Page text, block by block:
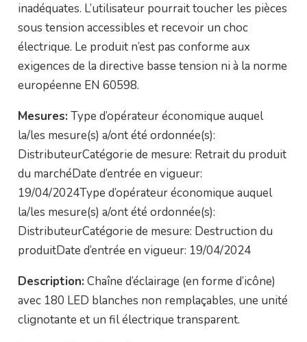
inadéquates. L’utilisateur pourrait toucher les pièces
sous tension accessibles et recevoir un choc
électrique. Le produit n’est pas conforme aux
exigences de la directive basse tension ni à la norme
européenne EN 60598.
Mesures: Type d’opérateur économique auquel
la/les mesure(s) a/ont été ordonnée(s):
DistributeurCatégorie de mesure: Retrait du produit
du marchéDate d’entrée en vigueur:
19/04/2024Type d’opérateur économique auquel
la/les mesure(s) a/ont été ordonnée(s):
DistributeurCatégorie de mesure: Destruction du
produitDate d’entrée en vigueur: 19/04/2024
Description: Chaîne d’éclairage (en forme d’icône)
avec 180 LED blanches non remplaçables, une unité
clignotante et un fil électrique transparent.